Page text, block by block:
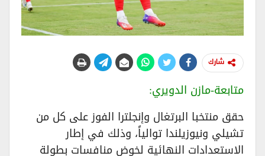
شارك
متابعة-مازن الدويري:
حقق منتخبا البرتغال وإنجلترا الفوز على كل من
تشيلي ونيوزيلندا توالياً، وذلك في إطار
الاستعدادات النهائية لخوض منافسات بطولة